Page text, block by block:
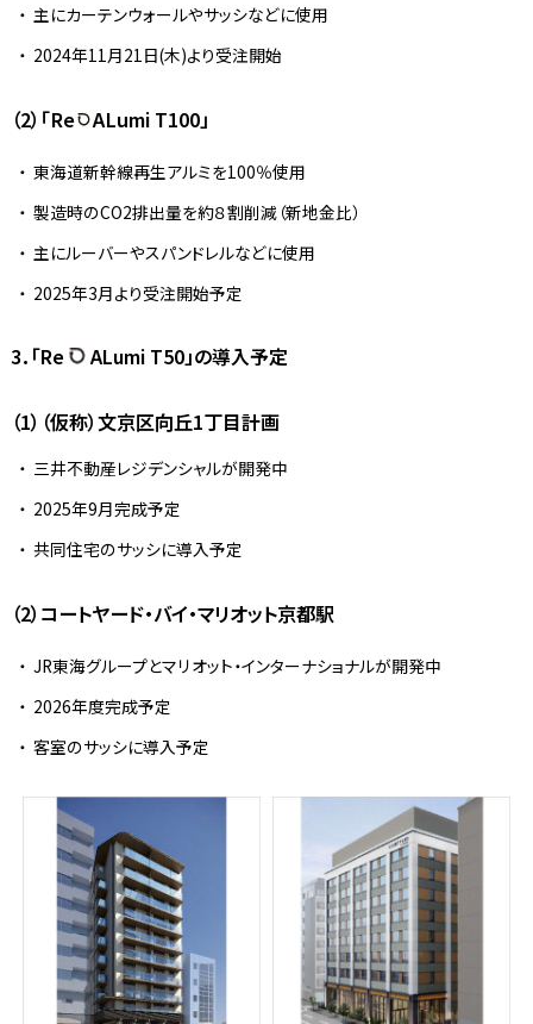
主にカーテンウォールやサッシなどに使用
2024年11月21日(木)より受注開始
（2）「Re ALumi T100」
東海道新幹線再生アルミを100％使用
製造時のCO2排出量を約８割削減（新地金比）
主にルーバーやスパンドレルなどに使用
2025年3月より受注開始予定
3．「Re ALumi T50」の導入予定
（1）（仮称）文京区向丘1丁目計画
三井不動産レジデンシャルが開発中
2025年9月完成予定
共同住宅のサッシに導入予定
（2）コートヤード・バイ・マリオット京都駅
JR東海グループとマリオット・インターナショナルが開発中
2026年度完成予定
客室のサッシに導入予定